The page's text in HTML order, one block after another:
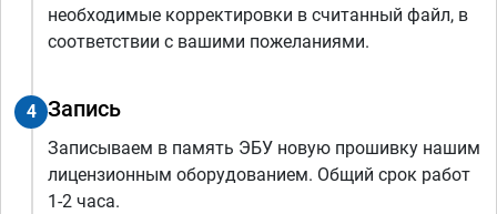
необходимые корректировки в считанный файл, в
соответствии с вашими пожеланиями.
4 Запись
Записываем в память ЭБУ новую прошивку нашим
лицензионным оборудованием. Общий срок работ
1-2 часа.